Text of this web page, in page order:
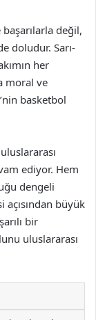
değil,
doludur. Sarı-
her
moral ve
basketbol
ediyor. Hem
dengeli
büyük
bir
uluslararası